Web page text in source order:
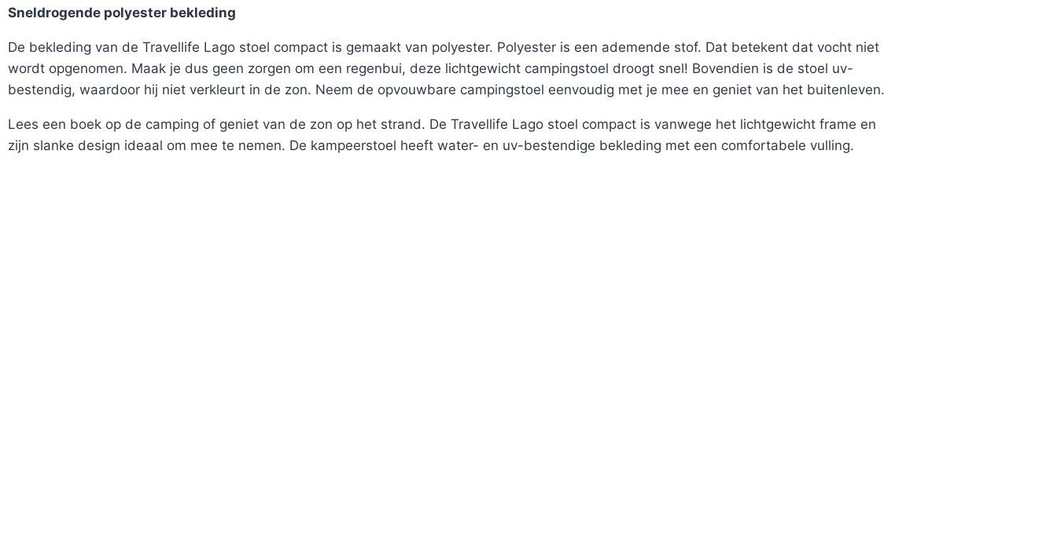
Sneldrogende polyester bekleding
De bekleding van de Travellife Lago stoel compact is gemaakt van polyester. Polyester is een ademende stof. Dat betekent dat vocht niet
wordt opgenomen. Maak je dus geen zorgen om een regenbui, deze lichtgewicht campingstoel droogt snel! Bovendien is de stoel uv-
bestendig, waardoor hij niet verkleurt in de zon. Neem de opvouwbare campingstoel eenvoudig met je mee en geniet van het buitenleven.
Lees een boek op de camping of geniet van de zon op het strand. De Travellife Lago stoel compact is vanwege het lichtgewicht frame en
zijn slanke design ideaal om mee te nemen. De kampeerstoel heeft water- en uv-bestendige bekleding met een comfortabele vulling.